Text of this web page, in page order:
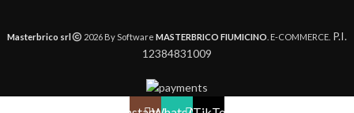
Masterbrico srl 2026 By Software MASTERBRICO FIUMICINO . E-COMMERCE. P.I.
12384831009